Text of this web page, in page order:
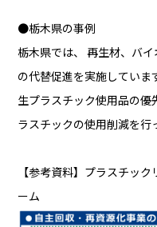
●栃木県の事例
栃木県では、 再生材、バ
の代替促進を実施していま
生プラスチック使用品の優
ラスチックの使用削減を行
【参考資料】プラスチッ
ーム